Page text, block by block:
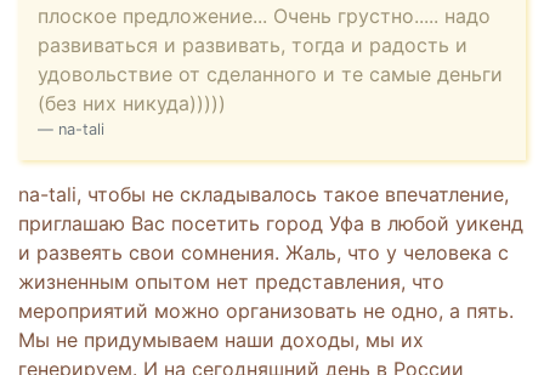
плоское предложение... Очень грустно..... надо
развиваться и развивать, тогда и радость и
удовольствие от сделанного и те самые деньги
(без них никуда)))))
na-tali
na-tali, чтобы не складывалось такое впечатление,
приглашаю Вас посетить город Уфа в любой уикенд
и развеять свои сомнения. Жаль, что у человека с
жизненным опытом нет представления, что
мероприятий можно организовать не одно, а пять.
Мы не придумываем наши доходы, мы их
генерируем. И на сегодняшний день в России